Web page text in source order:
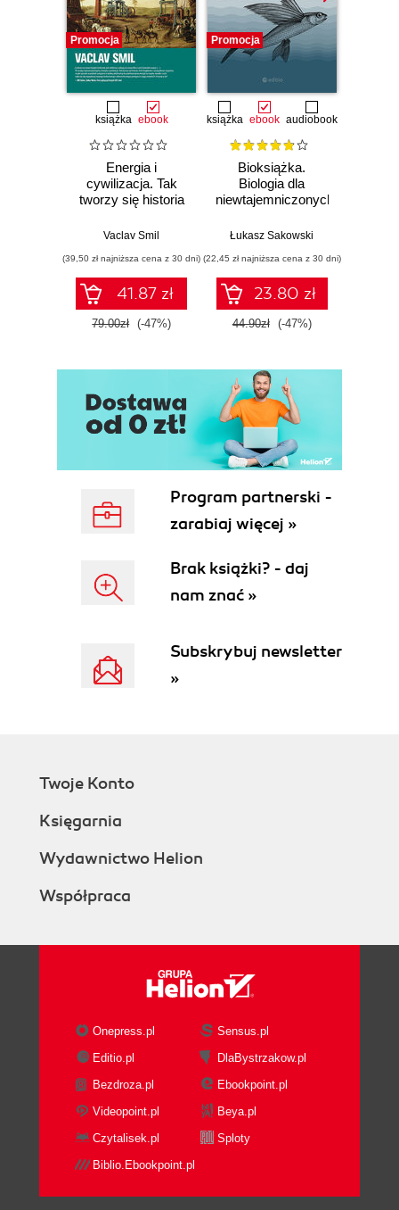
Internet i polityka (77)
Internet i ekonomia (97)
Cenzura (121)
Prywatność dla słabych, przejrzystość potężnych
Szczury w operze (153)
Promocja
książka ebook
Energia i
cywilizacja. Tak
tworzy się historia
Vaclav Smil
(39,50 zł najniższa cena z 30 dni)
41.87 zł
79.00zł (-47%)
Promocja
książka ebook audiobook
Bioksiążka.
Biologia dla
niewtajemniczonych
Łukasz Sakowski
(22,45 zł najniższa cena z 30 dni)
23.80 zł
44.90zł (-47%)
Program partnerski -
zarabiaj więcej »
Brak książki? - daj
nam znać »
Subskrybuj newsletter
»
Twoje Konto
Księgarnia
Wydawnictwo Helion
Współpraca
Onepress.pl
Sensus.pl
Editio.pl
DlaBystrzakow.pl
Bezdroza.pl
Ebookpoint.pl
Videopoint.pl
Beya.pl
Czytalisek.pl
Sploty
Biblio.Ebookpoint.pl